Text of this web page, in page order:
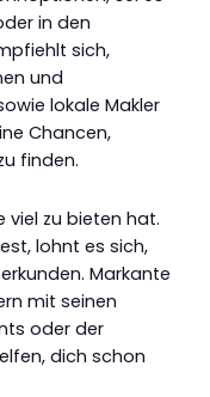
in den
sich,
und
lokale Makler
Chancen,
finden.
viel zu bieten hat.
lohnt es sich,
Markante
mit seinen
oder der
dich schon